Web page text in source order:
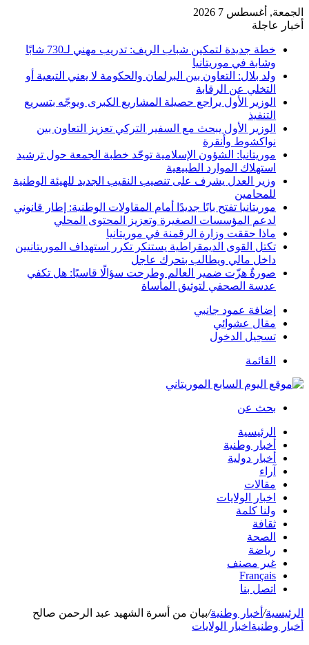
الجمعة, أغسطس 7 2026
أخبار عاجلة
خطة جديدة لتمكين شباب الريف: تدريب مهني لـ730 شابًا
وشابة في موريتانيا
ولد بلال: التعاون بين البرلمان والحكومة لا يعني التبعية أو
التخلي عن الرقابة
الوزير الأول يراجع حصيلة المشاريع الكبرى ويوجّه بتسريع
التنفيذ
الوزير الأول يبحث مع السفير التركي تعزيز التعاون بين
نواكشوط وأنقرة
موريتانيا: الشؤون الإسلامية توحّد خطبة الجمعة حول ترشيد
استهلاك الموارد الطبيعية
وزير العدل يشرف على تنصيب النقيب الجديد للهيئة الوطنية
للمحامين
موريتانيا تفتح بابًا جديدًا أمام المقاولات الوطنية: إطار قانوني
لدعم المؤسسات الصغيرة وتعزيز المحتوى المحلي
ماذا حققت وزارة الرقمنة في موريتانيا
تكتل القوى الديمقراطية يستنكر تكرر استهداف الموريتانيين
داخل مالي ويطالب بتحرك عاجل
صورةٌ هزّت ضمير العالم وطرحت سؤالًا قاسيًا: هل تكفي
عدسة الصحفي لتوثيق المأساة
إضافة عمود جانبي
مقال عشوائي
تسجيل الدخول
القائمة
بحث عن
الرئيسية
أخبار وطنية
أخبار دولية
آراء
مقالات
اخبار الولايات
ولنا كلمة
ثقافة
الصحة
رياضة
غير مصنف
Français
اتصل بنا
الرئيسية/ أخبار وطنية/بيان من أسرة الشهيد عبد الرحمن صالح
أخبار وطنية اخبار الولايات